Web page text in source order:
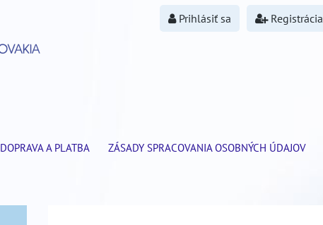
Prihlásiť sa Registrácia
DOPRAVA A PLATBA ZÁSADY SPRACOVANIA OSOBNÝCH ÚDAJOV